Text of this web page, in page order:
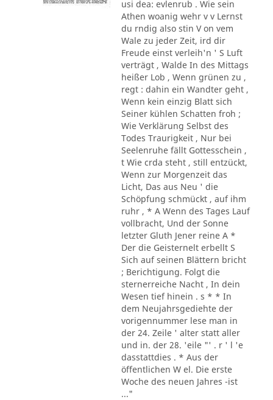
usi dea: evlenrub . Wie sein
Athen woanig wehr v v Lernst
du rndig also stin V on vem
Wale zu jeder Zeit, ird dir
Freude einst verleih'n ' S Luft
verträgt , Walde In des Mittags
heißer Lob , Wenn grünen zu ,
regt : dahin ein Wandter geht ,
Wenn kein einzig Blatt sich
Seiner kühlen Schatten froh ;
Wie Verklärung Selbst des
Todes Traurigkeit , Nur bei
Seelenruhe fällt Gottesschein ,
t Wie crda steht , still entzückt,
Wenn zur Morgenzeit das
Licht, Das aus Neu ' die
Schöpfung schmückt , auf ihm
ruhr , * A Wenn des Tages Lauf
vollbracht, Und der Sonne
letzter Gluth Jener reine A *
Der die Geisternelt erbellt S
Sich auf seinen Blättern bricht
; Berichtigung. Folgt die
sternerreiche Nacht , In dein
Wesen tief hinein . s * * In
dem Neujahrsgediehte der
vorigennummer lese man in
der 24. Zeile ' alter statt aller
und in. der 28. 'eile "' . r ' l 'e
dasstattdies . * Aus der
öffentlichen W el. Die erste
Woche des neuen Jahres -ist
..."